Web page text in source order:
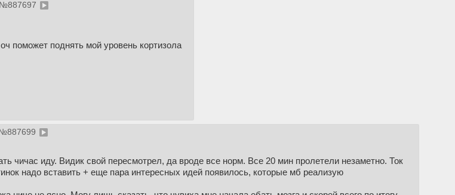
№887697
поможет поднять мой уровень кортизола
№887699
чичас иду. Видик свой пересмотрел, да вроде все норм. Все 20 мин пролетели незаметно. Ток
надо вставить + еще пара интересных идей появилось, которые мб реализую